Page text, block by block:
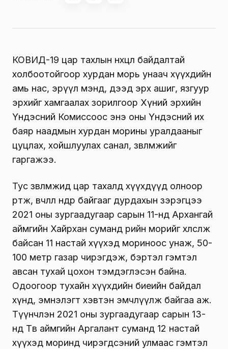
КОВИД-19 цар тахлын нөхцөл байдалтай
холбоотойгоор хурдан морь унаач хүүхдийн
амь нас, эрүүл мэнд, дээд эрх ашиг, язгуур
эрхийг хамгаалах зорилгоор Хүний эрхийн
Үндэсний Комиссоос энэ оны Үндэсний их
баяр наадмын хурдан морины уралдааныг
цуцлах, хойшлуулах санал, зөвлөмжийг
гаргажээ.
Тус зөвлөмжид цар тахалд хүүхдүүд олноор
өртөж, өвчлөл өндөр байгааг дурдахын зэрэгцээ
2021 оны зургаадугаар сарын 11-нд Архангай
аймгийн Хайрхан суманд өөрийн морийг хөлсөлж
байсан 11 настай хүүхэд мориноос унаж, 50-
100 метр газар чирэгдэж, бэртэл гэмтэл
авсан тухай цохон тэмдэглэсэн байна.
Одоогоор тухайн хүүхдийн биеийн байдал
хүнд, эмнэлэгт хэвтэн эмчлүүлж байгаа аж.
Түүнчлэн 2021 оны зургаадугаар сарын 13-
нд Төв аймгийн Аргалант суманд 12 настай
хүүхэд моринд чирэгдсэний улмаас гэмтэл